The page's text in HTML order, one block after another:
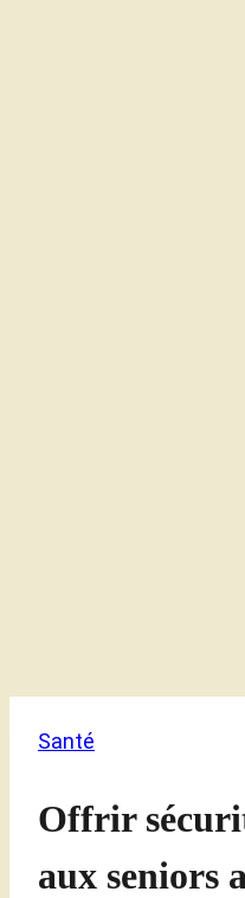
Santé
Offrir
aux seniors